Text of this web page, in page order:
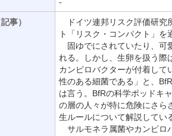
-
事）
ドイツ連邦リスク評価研究
ト「リスク・コンパクト」を
固ゆでにされていたり、可
れる。しかし、生卵を扱う際
カンピロバクターが付着して
性のある細菌である」と、
は言う。BfRの科学ポッドキ
の層の人々が特に危険にさら
生ルールについて解説してい
サルモネラ属菌やカンピロ